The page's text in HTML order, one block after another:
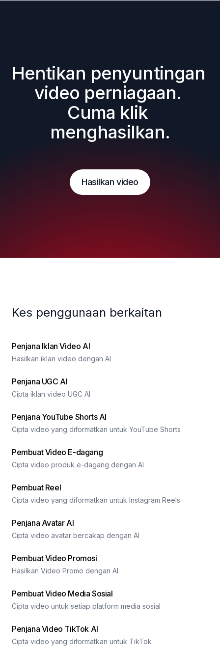
Hentikan penyuntingan
video perniagaan.
Cuma klik
menghasilkan.
Hasilkan video
Kes penggunaan berkaitan
Penjana Iklan Video AI
Hasilkan iklan video dengan AI
Penjana UGC AI
Cipta iklan video UGC AI
Penjana YouTube Shorts AI
Cipta video yang diformatkan untuk YouTube Shorts
Pembuat Video E-dagang
Cipta video produk e-dagang dengan AI
Pembuat Reel
Cipta video yang diformatkan untuk Instagram Reels
Penjana Avatar AI
Cipta video avatar bercakap dengan AI
Pembuat Video Promosi
Hasilkan Video Promo dengan AI
Pembuat Video Media Sosial
Cipta video untuk setiap platform media sosial
Penjana Video TikTok AI
Cipta video yang diformatkan untuk TikTok